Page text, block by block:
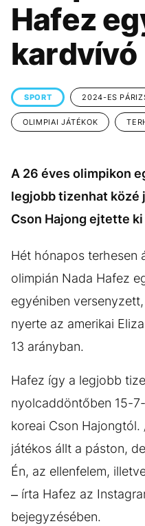
KÖZÉLET
ÉLETMÓD
BESZÉLGETÉSEK
VIDEÓ
GASZTRO
Hafez
kardvívó
SPORT 2024-ES
OLIMPIAI JÁTÉKOK
A 26 éves olimpikon
legjobb tizenhat közé
Cson Hajong ejtette
Hét hónapos terhesen
olimpián Nada Hafez
egyéniben
nyerte az amerikai
13 arányban.
Hafez így a legjobb
nyolcaddöntőben 15-
koreai Cson
játékos állt a páston,
Én, az ellenfelem,
– írta Hafez az
bejegyzésében.